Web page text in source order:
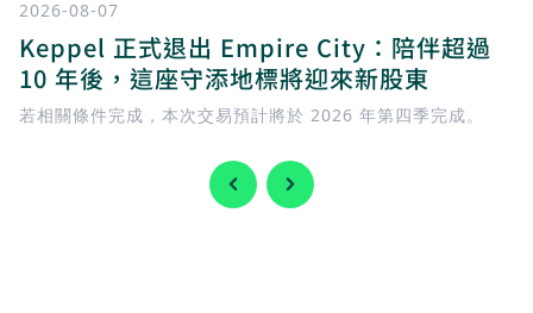
2026-08-07
Keppel 正式退出 Empire City：陪伴超過
10 年後，這座守添地標將迎來新股東
若相關條件完成，本次交易預計將於 2026 年第四季完成。